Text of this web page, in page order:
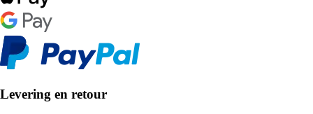
Levering en retour